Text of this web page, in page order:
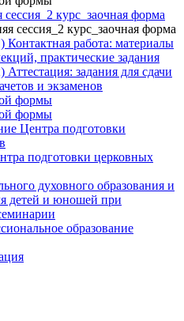
сессия_2 курс_заочная форма
сессия_2 курс_заочная форма
Контактная работа: материалы
практические задания
Аттестация: задания для сдачи
и экзаменов
формы
формы
Центра подготовки
подготовки церковных
духовного образования и
детей и юношей при
образование